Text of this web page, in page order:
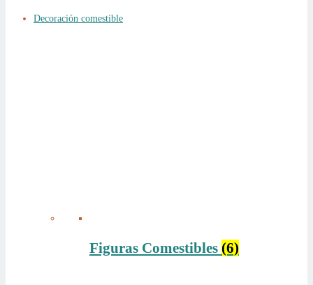
Decoración comestible
Figuras Comestibles (6)